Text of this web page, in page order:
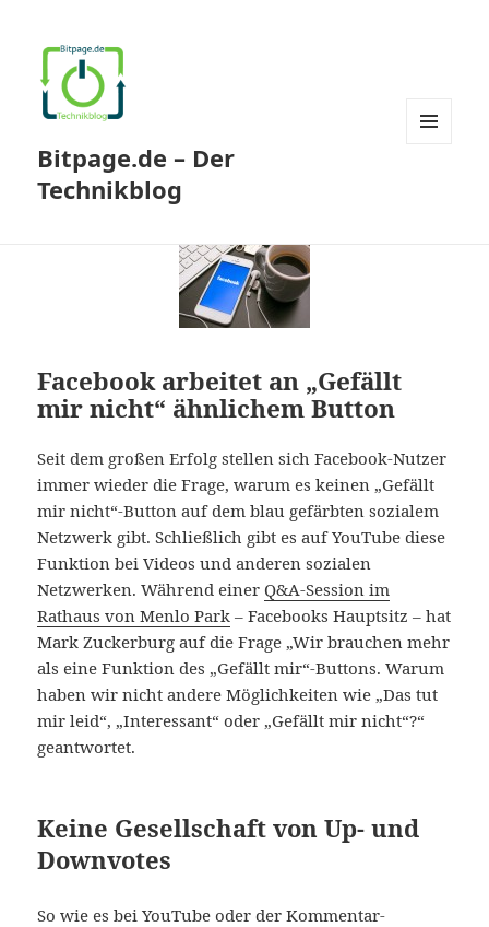
Bitpage.de – Der
Technikblog
Facebook arbeitet an „Gefällt
mir nicht“ ähnlichem Button
Seit dem großen Erfolg stellen sich Facebook-Nutzer
immer wieder die Frage, warum es keinen „Gefällt
mir nicht“-Button auf dem blau gefärbten sozialem
Netzwerk gibt. Schließlich gibt es auf YouTube diese
Funktion bei Videos und anderen sozialen
Netzwerken. Während einerQ&A-Session im
Rathaus von Menlo Park – Facebooks Hauptsitz – hat
Mark Zuckerburg auf die Frage „Wir brauchen mehr
als eine Funktion des „Gefällt mir“-Buttons. Warum
haben wir nicht andere Möglichkeiten wie „Das tut
mir leid“, „Interessant“ oder „Gefällt mir nicht“?“
geantwortet.
Keine Gesellschaft von Up- und
Downvotes
So wie es bei YouTube oder der Kommentar-